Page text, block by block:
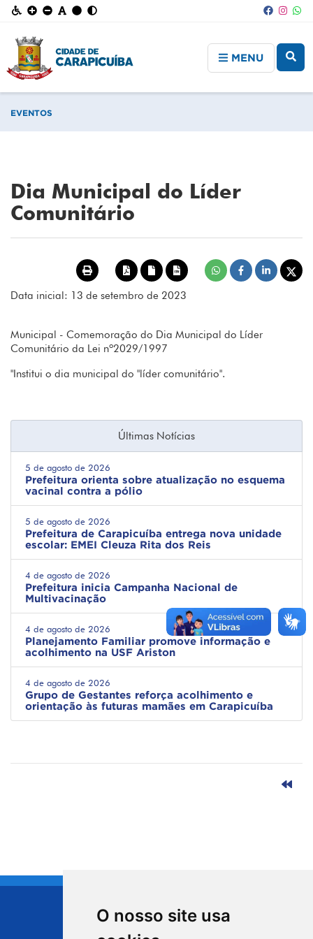
O nosso site usa
MENU
EVENTOS
Dia Municipal do Líder
Comunitário
Data inicial: 13 de setembro de 2023
Municipal - Comemoração do Dia Municipal do Líder
Comunitário da Lei nº2029/1997
"Institui o dia municipal do "líder comunitário".
Últimas Notícias
5 de agosto de 2026
Prefeitura orienta sobre atualização no esquema
vacinal contra a pólio
5 de agosto de 2026
Prefeitura de Carapicuíba entrega nova unidade
escolar: EMEI Cleuza Rita dos Reis
4 de agosto de 2026
Prefeitura inicia Campanha Nacional de
Multivacinação
4 de agosto de 2026
Planejamento Familiar promove informação e
acolhimento na USF Ariston
4 de agosto de 2026
Grupo de Gestantes reforça acolhimento e
orientação às futuras mamães em Carapicuíba
CIDADE DE